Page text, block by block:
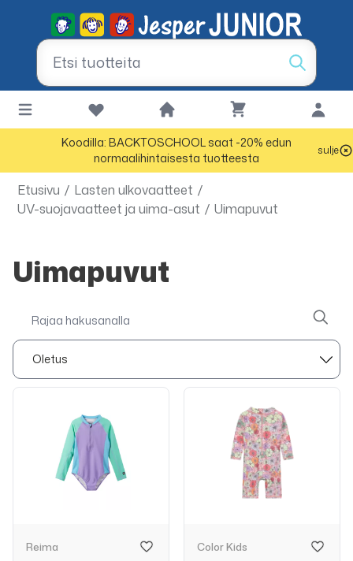
Koodilla: BACKTOSCHOOL saat -20% edun
normaalihintaisesta tuotteesta
sulje
Etusivu / Lasten ulkovaatteet /
UV-suojavaatteet ja uima-asut / Uimapuvut
Uimapuvut
Reima Color Kids